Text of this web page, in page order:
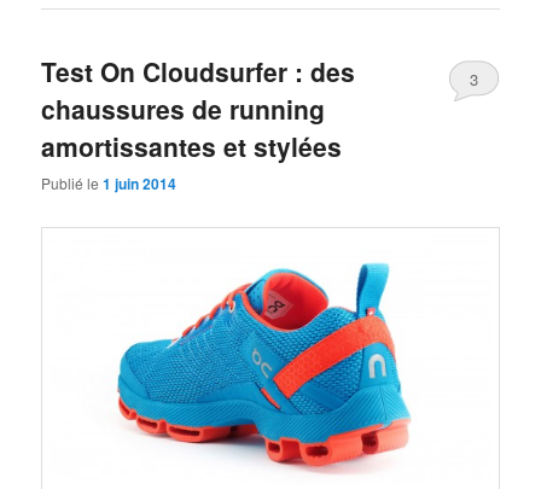
Test On Cloudsurfer : des
chaussures de running
amortissantes et stylées
Publié le1 juin 2014
3